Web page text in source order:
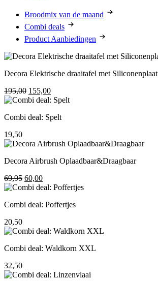
Broodmix van de maand
Combi deals
Product Aanbiedingen
Decora Elektrische draaitafel met Siliconenplaat
195,00 Oorspronkelijke
prijs
195,00.
155,00Huidige
prijs
155,00.
Combi deal: Spelt
19,50
Decora Airbrush Oplaadbaar&Draagbaar
69,95 Oorspronkelijke
prijs
69,95.
60,00Huidige
prijs
60,00.
Combi deal: Poffertjes
20,50
Combi deal: Waldkorn XXL
32,50